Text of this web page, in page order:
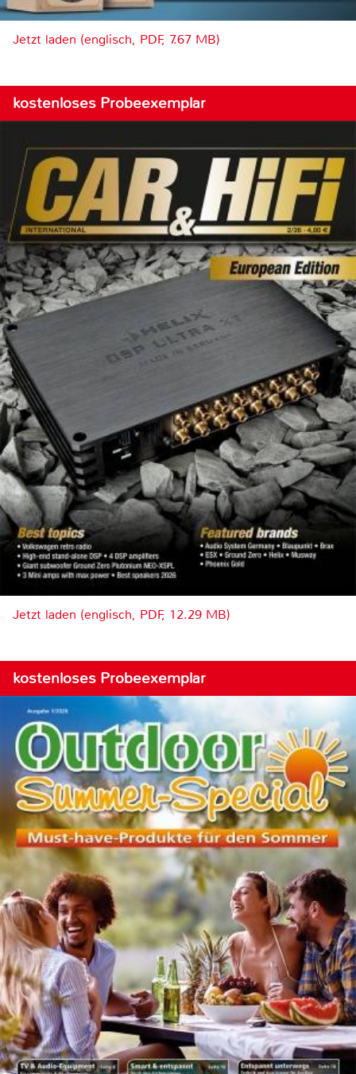
Jetzt laden (englisch, PDF, 7.67 MB)
kostenloses Probeexemplar
Jetzt laden (englisch, PDF, 12.29 MB)
kostenloses Probeexemplar